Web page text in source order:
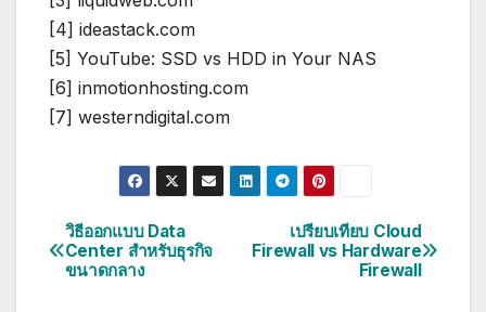
[4] ideastack.com
[5] YouTube: SSD vs HDD in Your NAS
[6] inmotionhosting.com
[7] westerndigital.com
แนะแนว
เรื่อง
เปรียบเทียบ Cloud
Firewall vs Hardware
Firewall
วิธีออกแบบ Data
Center สำหรับธุรกิจ
ขนาดกลาง